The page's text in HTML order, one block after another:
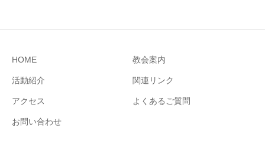
HOME 教会案内
活動紹介 関連リンク
アクセス よくあるご質問
お問い合わせ